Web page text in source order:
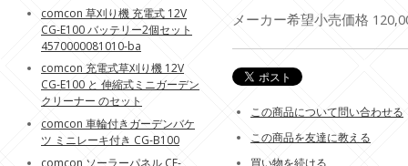
メーカー希望小売価格
この商品について問い合わせる
この商品を友達に教える
comcon 草刈り機 充電式 12V
CG-E100 バッテリー2個セット
4570000081010-ba
comcon 充電式草刈り機 12V
CG-E100 と 伸縮式ミニガーデン
クリーナー のセット
comcon 車輪付きガーデンバケ
ツ ミニレーキ付き CG-B100
comcon ソーラーパネル CE-